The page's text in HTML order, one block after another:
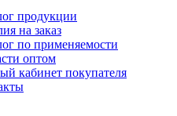
продукции
на заказ
по применяемости
оптом
кабинет покупателя